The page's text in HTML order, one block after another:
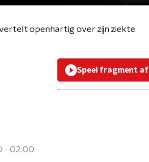
vertelt openhartig over zijn ziekte
- 02:00
Speel fragment af